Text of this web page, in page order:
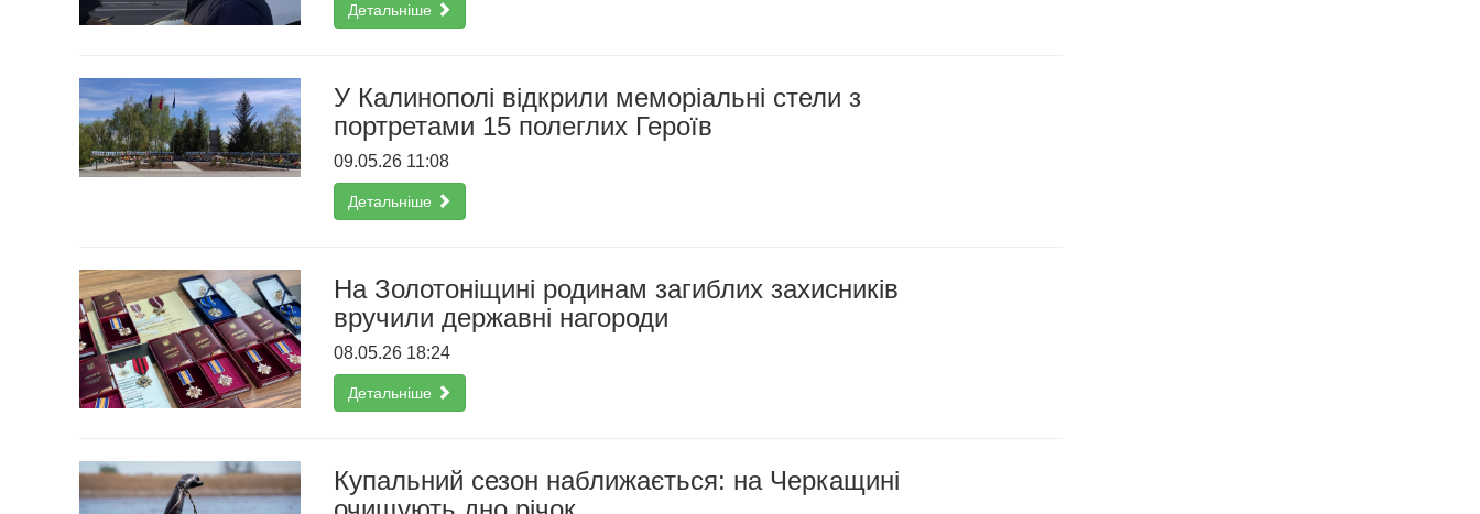
Детальніше
У Калинополі відкрили меморіальні стели з
портретами 15 полеглих Героїв
09.05.26 11:08
Детальніше
На Золотоніщині родинам загиблих захисників
вручили державні нагороди
08.05.26 18:24
Детальніше
Купальний сезон наближається: на Черкащині